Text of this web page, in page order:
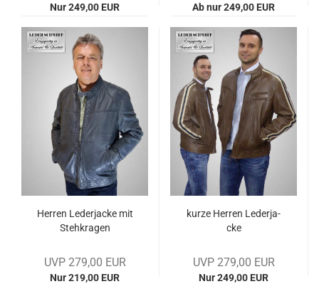
Nur 249,00 EUR Ab nur 249,00 EUR
Her­ren Le­der­ja­cke mit
Steh­kra­gen
UVP 279,00 EUR
Nur 219,00 EUR
kurze Her­ren Le­der­ja­
cke
UVP 279,00 EUR
Nur 249,00 EUR